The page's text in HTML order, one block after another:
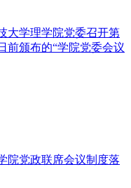
大学理学院党委召开第
前颁布的“学院党委会议
院党政联席会议制度落